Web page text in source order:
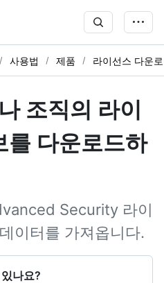
사용법 제품 라이선스 다운
조직의 라이
를 다운로드하
Security 라이
이터를 가져옵니다.
나요?